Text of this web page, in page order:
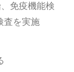
免疫機能検
査を実施